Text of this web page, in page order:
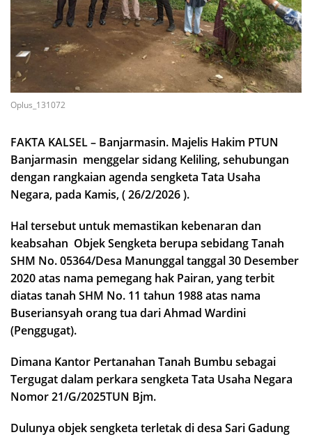
Oplus_131072
FAKTA KALSEL – Banjarmasin. Majelis Hakim PTUN
Banjarmasin menggelar sidang Keliling, sehubungan
dengan rangkaian agenda sengketa Tata Usaha
Negara, pada Kamis, ( 26/2/2026 ).
Hal tersebut untuk memastikan kebenaran dan
keabsahan Objek Sengketa berupa sebidang Tanah
SHM No. 05364/Desa Manunggal tanggal 30 Desember
2020 atas nama pemegang hak Pairan, yang terbit
diatas tanah SHM No. 11 tahun 1988 atas nama
Buseriansyah orang tua dari Ahmad Wardini
(Penggugat).
Dimana Kantor Pertanahan Tanah Bumbu sebagai
Tergugat dalam perkara sengketa Tata Usaha Negara
Nomor 21/G/2025TUN Bjm.
Dulunya objek sengketa terletak di desa Sari Gadung